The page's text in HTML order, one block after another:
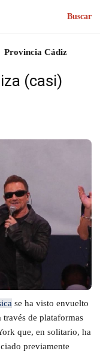
Buscar
Provincia Cádiz
(casi)
se ha visto envuelto
través de plataformas
que, en solitario, ha
previamente